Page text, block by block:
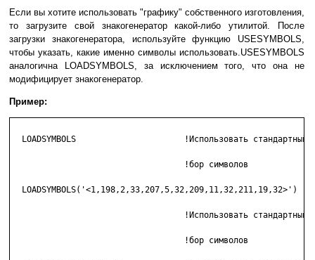
Если вы хотите использовать "графику" собственного изготовления,
то загрузите свой знакогенератор какой-либо утилитой. После
загрузки знакогенератора, используйте функцию USESYMBOLS,
чтобы указать, какие именно символы использовать.USESYMBOLS
аналогична LOADSYMBOLS, за исключением того, что она не
модифицирует знакогенератор.
Пример:
LOADSYMBOLS                      !Использовать стандартный
                                   !бор символов
  LOADSYMBOLS('<1,198,2,33,207,5,32,209,11,32,211,19,32>')
!Использовать стандартный
                                   !бор символов